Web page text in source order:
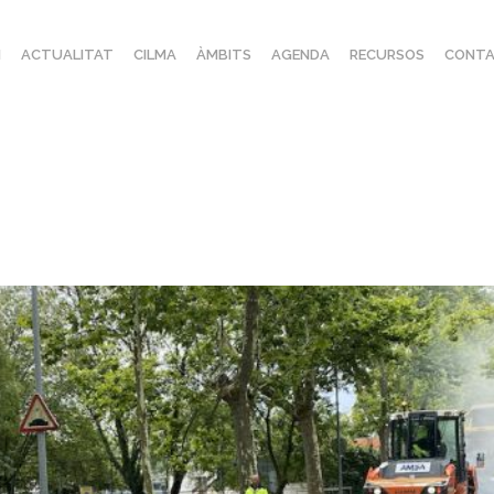
ACTUALITAT CILMA ÀMBITS AGENDA RECURSOS